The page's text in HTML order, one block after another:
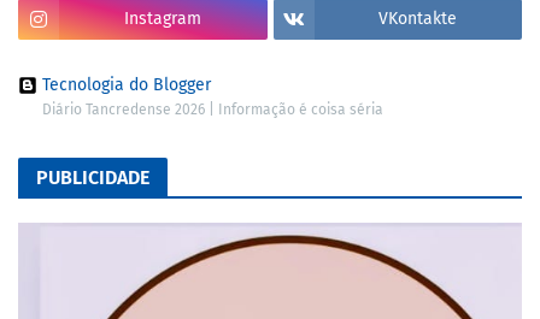
Instagram VKontakte
Tecnologia do Blogger
Diário Tancredense 2026 | Informação é coisa séria
PUBLICIDADE